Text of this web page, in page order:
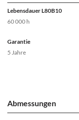
Lebensdauer L80B10
60 000 h
Garantie
5 Jahre
Abmessungen